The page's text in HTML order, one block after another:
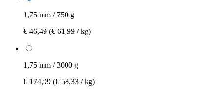
1,75 mm / 750 g
€ 46,49 (€ 61,99 / kg)
1,75 mm / 3000 g
€ 174,99 (€ 58,33 / kg)